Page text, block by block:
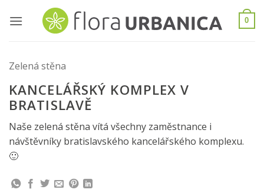
0
Zelená stěna
KANCELÁŘSKÝ KOMPLEX V
BRATISLAVĚ
Naše zelená stěna vítá všechny zaměstnance i
návštěvníky bratislavského kancelářského komplexu.
🙂